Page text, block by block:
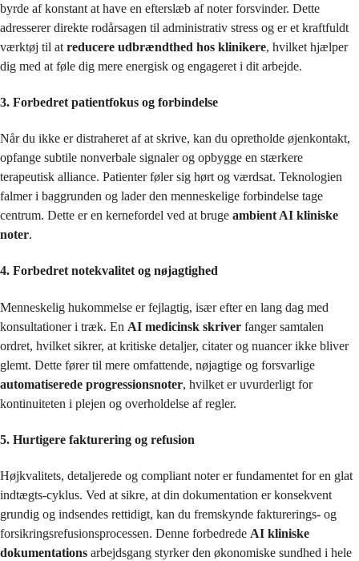
byrde af konstant at have en efterslæb af noter forsvinder. Dette
adresserer direkte rodårsagen til administrativ stress og er et kraftfuldt
værktøj til at reducere udbrændthed hos klinikere, hvilket hjælper
dig med at føle dig mere energisk og engageret i dit arbejde.
3. Forbedret patientfokus og forbindelse
Når du ikke er distraheret af at skrive, kan du opretholde øjenkontakt,
opfange subtile nonverbale signaler og opbygge en stærkere
terapeutisk alliance. Patienter føler sig hørt og værdsat. Teknologien
falmer i baggrunden og lader den menneskelige forbindelse tage
centrum. Dette er en kernefordel ved at bruge ambient AI kliniske
noter.
4. Forbedret notekvalitet og nøjagtighed
Menneskelig hukommelse er fejlagtig, især efter en lang dag med
konsultationer i træk. En AI medicinsk skriver fanger samtalen
ordret, hvilket sikrer, at kritiske detaljer, citater og nuancer ikke bliver
glemt. Dette fører til mere omfattende, nøjagtige og forsvarlige
automatiserede progressionsnoter, hvilket er uvurderligt for
kontinuiteten i plejen og overholdelse af regler.
5. Hurtigere fakturering og refusion
Højkvalitets, detaljerede og compliant noter er fundamentet for en glat
indtægts-cyklus. Ved at sikre, at din dokumentation er konsekvent
grundig og indsendes rettidigt, kan du fremskynde fakturerings- og
forsikringsrefusionsprocessen. Denne forbedrede AI kliniske
dokumentations arbejdsgang styrker den økonomiske sundhed i hele